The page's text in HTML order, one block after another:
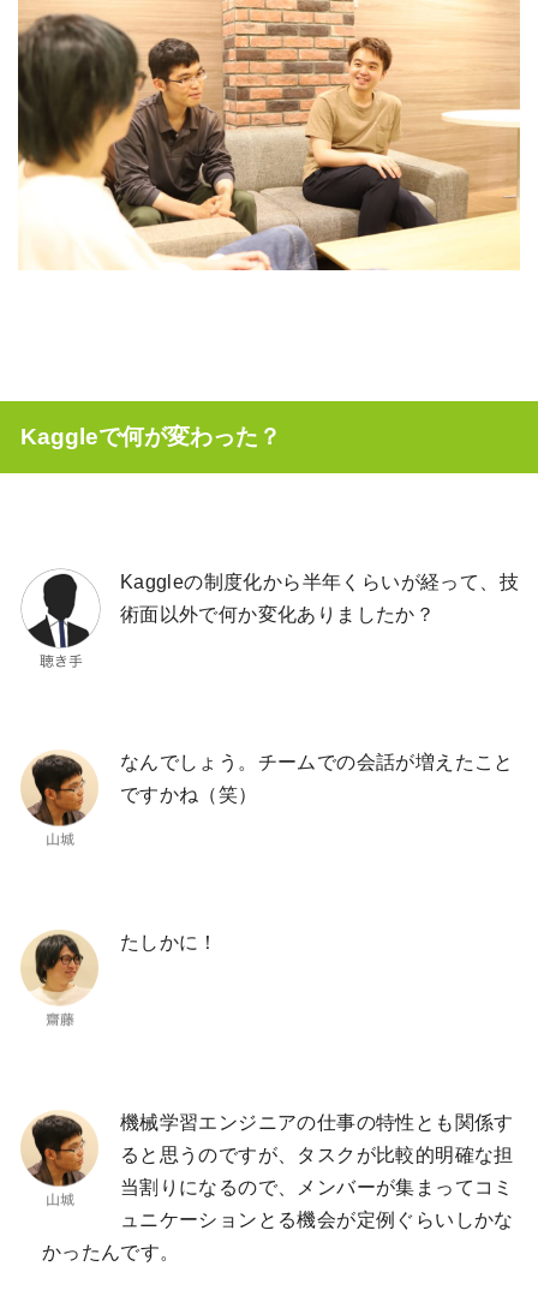
Kaggleで何が変わった？
Kaggleの制度化から半年くらいが経って、技
術面以外で何か変化ありましたか？
なんでしょう。チームでの会話が増えたこと
ですかね（笑）
たしかに！
機械学習エンジニアの仕事の特性とも関係す
ると思うのですが、タスクが比較的明確な担
当割りになるので、メンバーが集まってコミ
ュニケーションとる機会が定例ぐらいしかな
かったんです。